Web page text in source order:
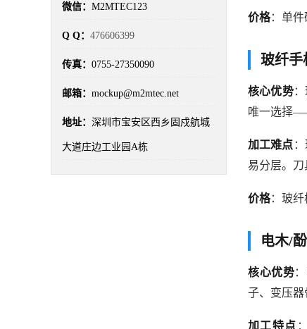
微信： M2MTEC123
Q Q： 476606399
传真： 0755-27350090
邮箱： mockup@m2mtec.net
地址： 深圳市宝安区西乡固戍航城
大道庄边工业园A栋
价格：单件
玻纤
核心优势：
唯一选择
加工难点
易分层。刀
价格：玻纤
电木/
核心优势
子、变压器
加工特点